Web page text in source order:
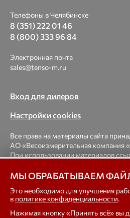
Телефоны в Челябинске
8 (351) 222 01 46
8 (800) 333 96 84
Электронная почта
sales@tenso-m.ru
Вход для дилеров
Настройки cookies
Все права на материалы сайта
АО «Весоизмерительная компания
При использовании материалов
© 1998-2026 Весоизмерительная
платформенные, крановые,
автомобильные весы, весовые
МЫ ОБРАБАТЫВАЕМ
Это необходимо для улучшения
в политике конфиденциальности.
Нажимая кнопку «Принять всё» вы